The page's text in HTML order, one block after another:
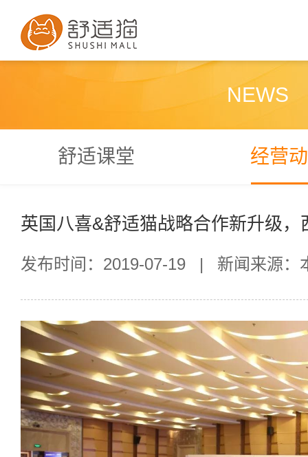
NEWS
舒适课堂 经营
英国八喜&舒适猫战略合作新升级
发布时间：2019-07-19 | 新闻来源：